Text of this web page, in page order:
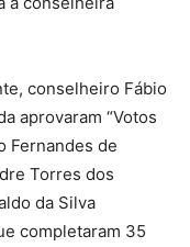
conselheiro Fábio
aprovaram “Votos
Fernandes de
Torres dos
da Silva
completaram 35